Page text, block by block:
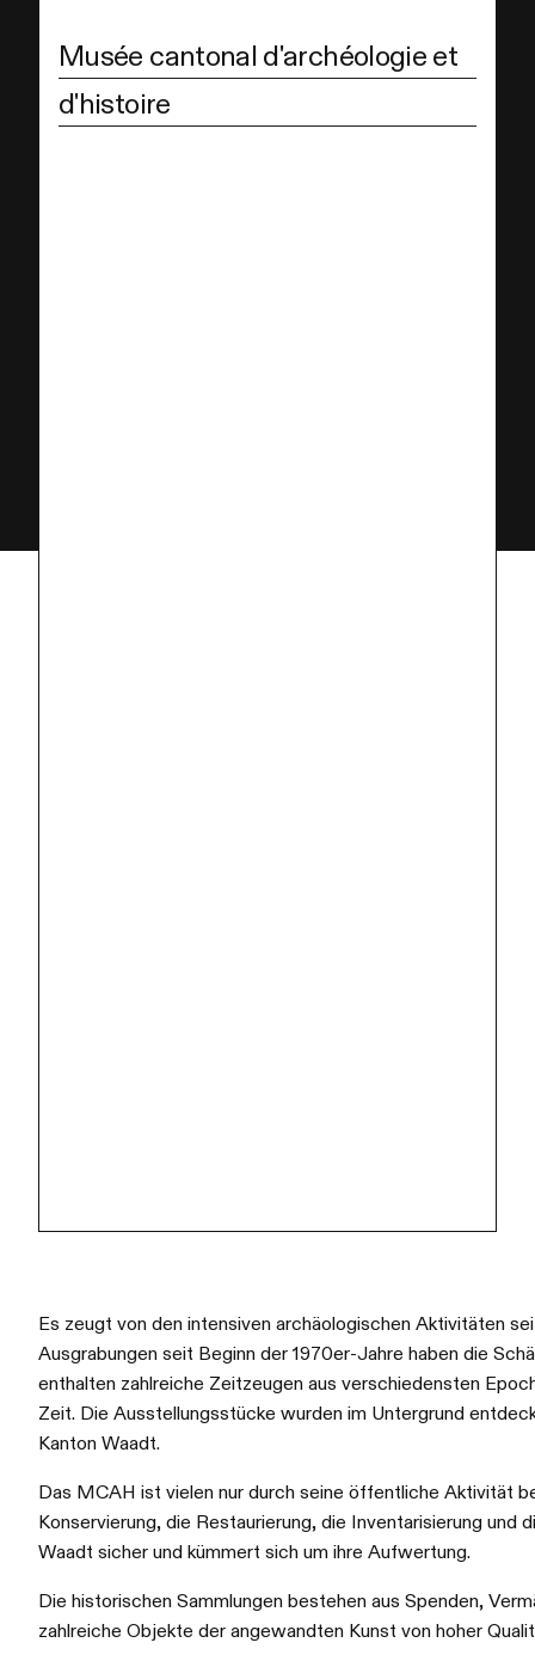
Musée cantonal d'archéologie et
d'histoire
Es zeugt von den intensiven archäologischen Aktivitäten
Ausgrabungen seit Beginn der 1970er-Jahre haben die
enthalten zahlreiche Zeitzeugen aus verschiedensten
Zeit. Die Ausstellungsstücke wurden im Untergrund
Kanton Waadt.
Das MCAH ist vielen nur durch seine öffentliche Aktivität
Konservierung, die Restaurierung, die Inventarisierung und
Waadt sicher und kümmert sich um ihre Aufwertung.
Die historischen Sammlungen bestehen aus Spenden,
zahlreiche Objekte der angewandten Kunst von hoher